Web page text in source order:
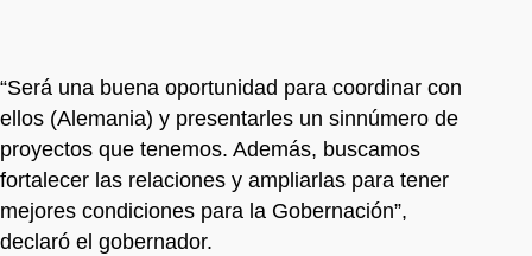
“Será una buena oportunidad para coordinar con
ellos (Alemania) y presentarles un sinnúmero de
proyectos que tenemos. Además, buscamos
fortalecer las relaciones y ampliarlas para tener
mejores condiciones para la Gobernación”,
declaró el gobernador.